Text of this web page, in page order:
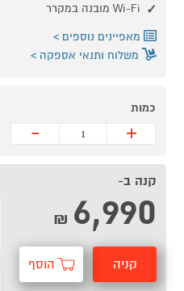
Wi-Fi מובנה במקרר
מאפיינים נוספים
משלוח ותנאי אספקה
כמות
+
-
קנה ב-
6,990
₪
קניה הוסף